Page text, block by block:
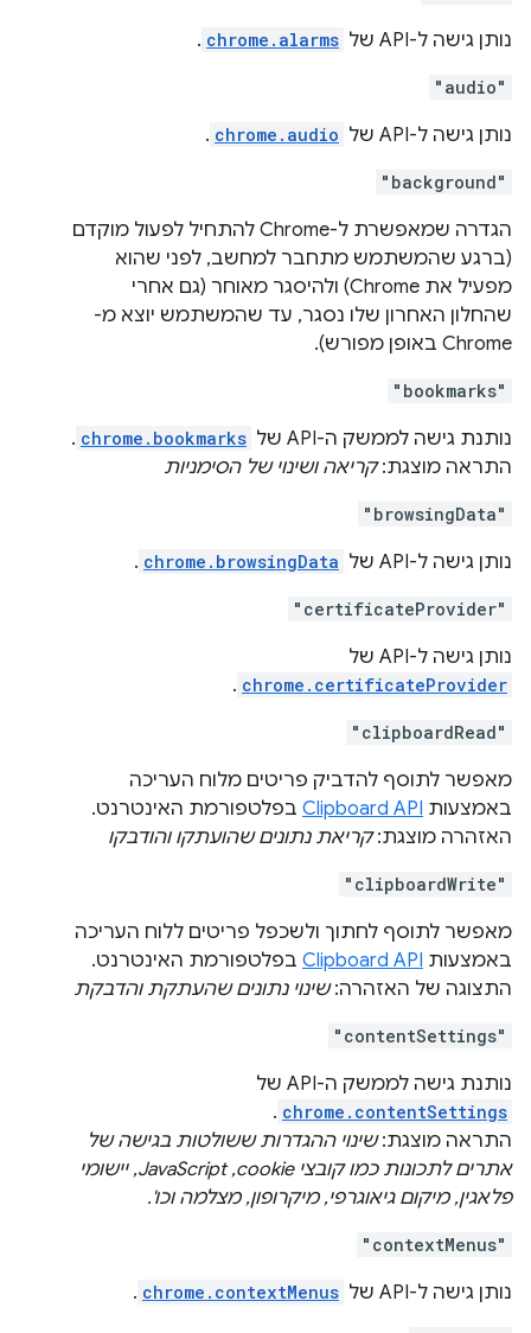
נותן גישה ל-API של chrome.alarms
.
"audio"
נותן גישה ל-API של chrome.audio
.
"background"
הגדרה שמאפשרת ל-Chrome להתחיל לפעול מוקדם
(ברגע שהמשתמש מתחבר למחשב, לפני שהוא
מפעיל את Chrome) ולהיסגר מאוחר (גם אחרי
שהחלון האחרון שלו נסגר, עד שהמשתמש יוצא מ-
Chrome באופן מפורש).
"bookmarks"
נותנת גישה לממשק ה-API של chrome.bookmarks
.
התראה מוצגת:קריאה ושינוי של הסימניות
"browsingData"
נותן גישה ל-API של chrome.browsingData
.
"certificateProvider"
נותן גישה ל-API של
chrome.certificateProvider
.
"clipboardRead"
מאפשר לתוסף להדביק פריטים מלוח העריכה
באמצעות Clipboard API בפלטפורמת האינטרנט.
האזהרה מוצגת:קריאת נתונים שהועתקו והודבקו
"clipboardWrite"
מאפשר לתוסף לחתוך ולשכפל פריטים ללוח העריכה
באמצעות Clipboard API בפלטפורמת האינטרנט.
התצוגה של האזהרה:שינוי נתונים שהעתקת והדבקת
"contentSettings"
נותנת גישה לממשק ה-API של
chrome.contentSettings
.
התראה מוצגת:שינוי ההגדרות ששולטות בגישה של
אתרים לתכונות כמו קובצי cookie, ‏JavaScript, יישומי
פלאגין, מיקום גיאוגרפי, מיקרופון, מצלמה וכו'.
"contextMenus"
נותן גישה ל-API של chrome.contextMenus
.